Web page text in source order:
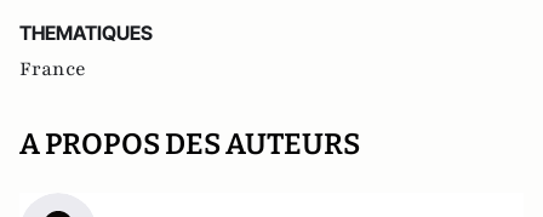
THEMATIQUES
France
A PROPOS DES AUTEURS